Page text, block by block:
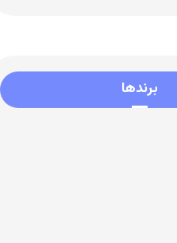
برندها